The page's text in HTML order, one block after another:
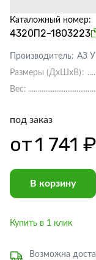
Каталожный номер:
4320П2-1803223
Производитель: АЗ
Размеры (ДхШхВ):
Вес:
под заказ
от1 741 ₽
В корзину
Купить в 1 клик
Возможна